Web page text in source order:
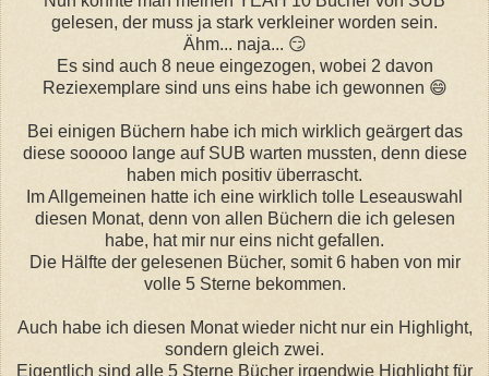
gelesen, der muss ja stark verkleiner worden sein.
Ähm... naja... 😏
Es sind auch 8 neue eingezogen, wobei 2 davon
Reziexemplare sind uns eins habe ich gewonnen 😄
Bei einigen Büchern habe ich mich wirklich geärgert das
diese sooooo lange auf SUB warten mussten, denn diese
haben mich positiv überrascht.
Im Allgemeinen hatte ich eine wirklich tolle Leseauswahl
diesen Monat, denn von allen Büchern die ich gelesen
habe, hat mir nur eins nicht gefallen.
Die Hälfte der gelesenen Bücher, somit 6 haben von mir
volle 5 Sterne bekommen.
Auch habe ich diesen Monat wieder nicht nur ein Highlight,
sondern gleich zwei.
Eigentlich sind alle 5 Sterne Bücher irgendwie Highlight für